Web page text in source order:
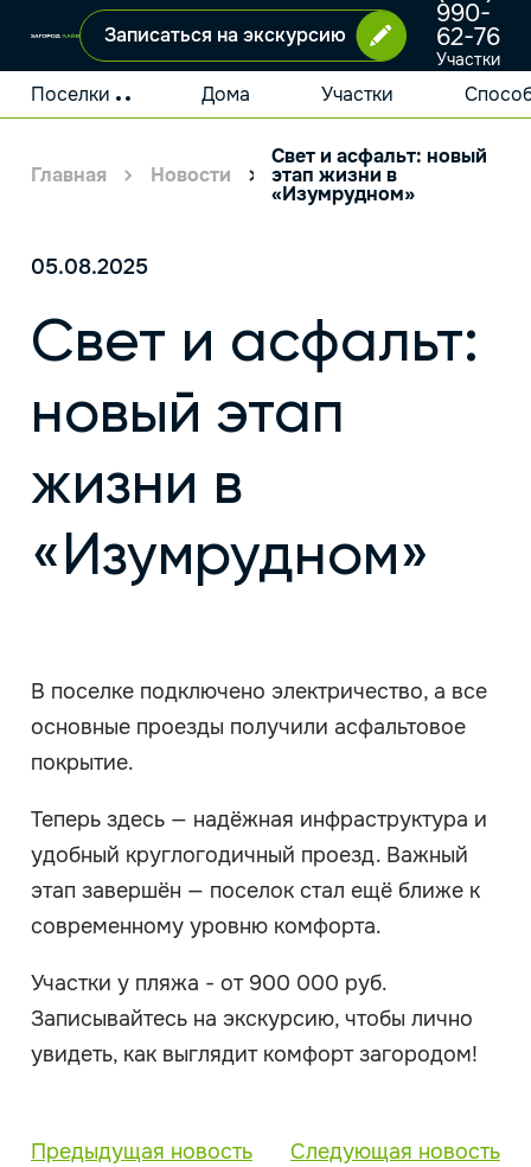
Записаться на экскурсию
990-
62-76
Участки
и дома
Поселки Дома Участки
Главная Новости
Свет и асфальт: новый
этап жизни в
«Изумрудном»
05.08.2025
Свет и асфальт:
новый этап
жизни в
«Изумрудном»
В поселке подключено электричество, а все
основные проезды получили асфальтовое
покрытие.
Теперь здесь — надёжная инфраструктура и
удобный круглогодичный проезд. Важный
этап завершён — поселок стал ещё ближе к
современному уровню комфорта.
Участки у пляжа - от 900 000 руб.
Записывайтесь на экскурсию, чтобы лично
увидеть, как выглядит комфорт загородом!
Предыдущая новость Следующая новость